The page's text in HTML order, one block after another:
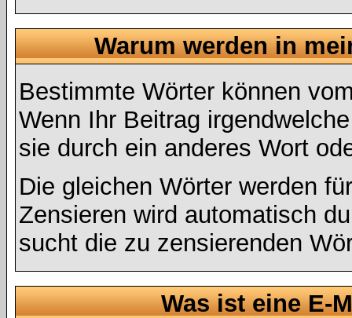
Warum werden in
Bestimmte Wörter können
Wenn Ihr Beitrag
sie durch ein anderes Wort
Die gleichen Wörter werden
Zensieren wird automatisch
sucht die zu zensierenden
Was ist eine E-